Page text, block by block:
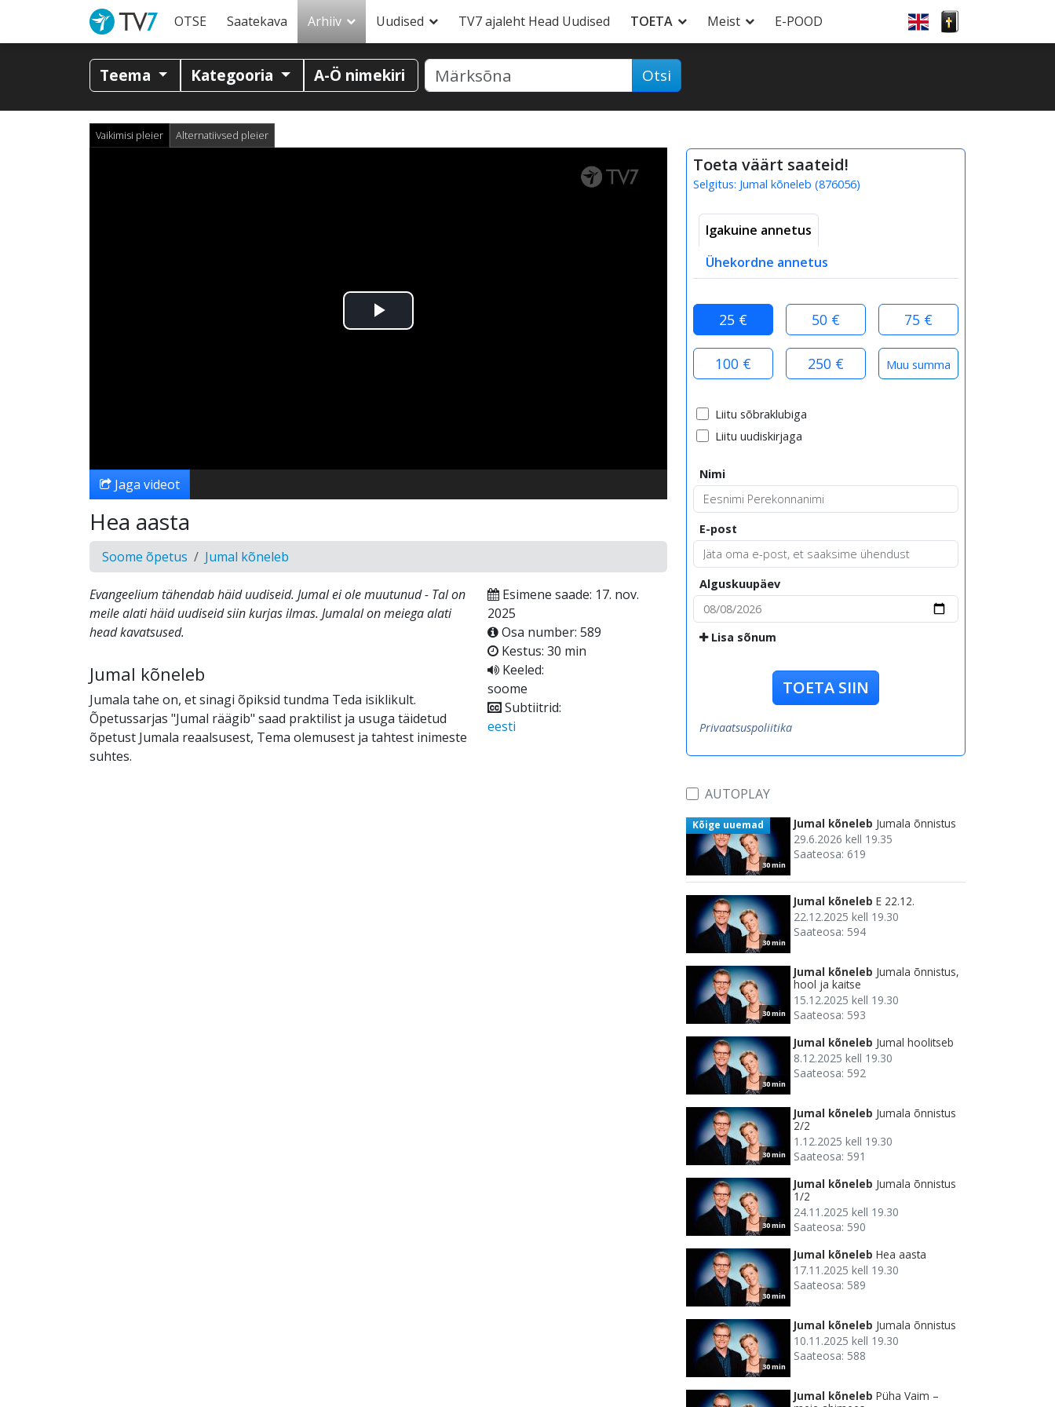
OTSE Saatekava Arhiiv Uudised TV7 ajaleht Head Uudised TOETA Meist E-POOD
Teema Kategooria A-Ö nimekiri Otsi
Vaikimisi pleier Alternatiivsed pleier
Esita
Jaga videot
Hea aasta
Soome õpetus Jumal kõneleb
Evangeelium tähendab häid uudiseid. Jumal ei ole muutunud - Tal on
meile alati häid uudiseid siin kurjas ilmas. Jumalal on meiega alati
head kavatsused.
Jumal kõneleb
Jumala tahe on, et sinagi õpiksid tundma Teda isiklikult.
Õpetussarjas "Jumal räägib" saad praktilist ja usuga täidetud
õpetust Jumala reaalsusest, Tema olemusest ja tahtest inimeste
suhtes.
Esimene saade: 17. nov.
2025
Osa number: 589
Kestus: 30 min
Keeled:
soome
Subtiitrid:
eesti
Toeta väärt saateid!
Selgitus: Jumal kõneleb (876056)
Igakuine annetus
Ühekordne annetus
25 € 50 € 75 €
100 € 250 €
Liitu sõbraklubiga
Liitu uudiskirjaga
Nimi
E-post
Alguskuupäev
Lisa sõnum
TOETA SIIN
Privaatsuspoliitika
AUTOPLAY
30 min
Kõige uuemad Jumal kõneleb Jumala õnnistus
29.6.2026 kell 19.35
Saateosa: 619
30 min
Jumal kõneleb E 22.12.
22.12.2025 kell 19.30
Saateosa: 594
30 min
Jumal kõneleb Jumala õnnistus,
hool ja kaitse
15.12.2025 kell 19.30
Saateosa: 593
30 min
Jumal kõneleb Jumal hoolitseb
8.12.2025 kell 19.30
Saateosa: 592
30 min
Jumal kõneleb Jumala õnnistus
2/2
1.12.2025 kell 19.30
Saateosa: 591
30 min
Jumal kõneleb Jumala õnnistus
1/2
24.11.2025 kell 19.30
Saateosa: 590
30 min
Jumal kõneleb Hea aasta
17.11.2025 kell 19.30
Saateosa: 589
30 min
Jumal kõneleb Jumala õnnistus
10.11.2025 kell 19.30
Saateosa: 588
Jumal kõneleb Püha Vaim –